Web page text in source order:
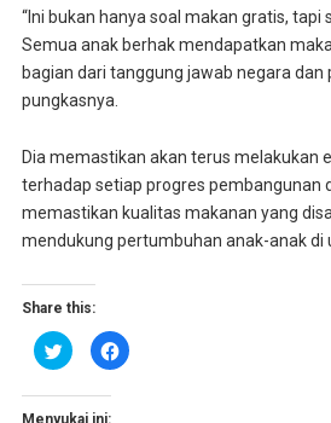
“Ini bukan hanya soal makan gratis, tapi
Semua anak berhak mendapatkan
bagian dari tanggung jawab negara dan
pungkasnya.
Dia memastikan akan terus melakukan
terhadap setiap progres pembangunan
memastikan kualitas makanan yang
mendukung pertumbuhan anak-anak di
Share this:
K
l
n
K
l
Menyukai ini: